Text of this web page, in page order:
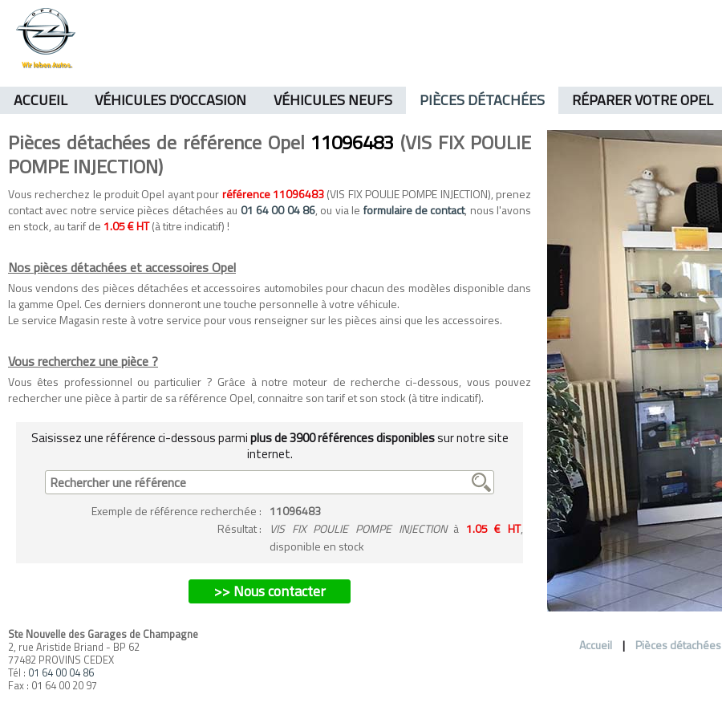
ACCUEIL VÉHICULES D'OCCASION VÉHICULES NEUFS PIÈCES DÉTACHÉES RÉPARER VOTRE OPEL
Pièces détachées de référence Opel 11096483 (VIS FIX POULIE
POMPE INJECTION)
Vous recherchez le produit Opel ayant pourréférence 11096483(VIS FIX POULIE POMPE INJECTION), prenez
contact avec notre service pièces détachées au 01 64 00 04 86, ou via le formulaire de contact, nous l'avons
en stock, au tarif de 1.05 € HT(à titre indicatif) !
Nos pièces détachées et accessoires Opel
Nous vendons des pièces détachées etaccessoires automobiles pour chacun des modèles disponible dans
la gamme Opel. Ces derniers donneront une touche personnelle à votre véhicule.
Le service Magasin reste à votre service pour vous renseigner sur les pièces ainsi que les accessoires.
Vous recherchez une pièce ?
Vous êtes professionnel ou particulier ? Grâce à notre moteur de recherche ci-dessous, vous pouvez
rechercher une pièce à partir de sa référence Opel, connaitre son tarif et son stock (à titre indicatif).
Saisissez une référence ci-dessous parmiplus de 3900 références disponiblessur notre site
internet.
Exemple de référence recherchée : 11096483
Résultat :
VIS FIX POULIE POMPE INJECTIONà 1.05 € HT,
disponible en stock
>> Nous contacter
Ste Nouvelle des Garages de Champagne
2, rue Aristide Briand - BP 62
77482 PROVINS CEDEX
Tél : 01 64 00 04 86
Fax : 01 64 00 20 97
Accueil | Pièces détachées